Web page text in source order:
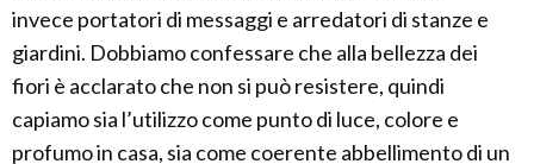
invece portatori di messaggi e arredatori di stanze e
giardini. Dobbiamo confessare che alla bellezza dei
fiori è acclarato che non si può resistere, quindi
capiamo sia l’utilizzo come punto di luce, colore e
profumo in casa, sia come coerente abbellimento di un